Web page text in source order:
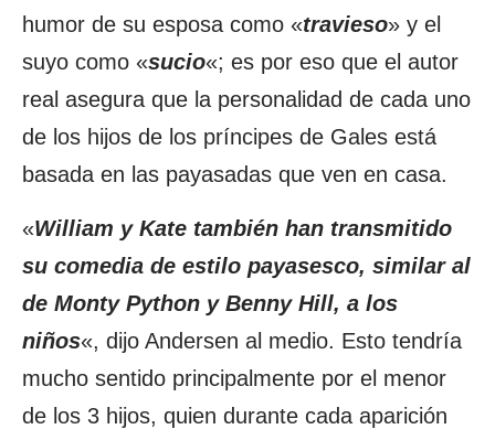
humor de su esposa como «travieso» y el
suyo como «sucio«; es por eso que el autor
real asegura que la personalidad de cada uno
de los hijos de los príncipes de Gales está
basada en las payasadas que ven en casa.
«William y Kate también han transmitido
su comedia de estilo payasesco, similar al
de Monty Python y Benny Hill, a los
niños«, dijo Andersen al medio. Esto tendría
mucho sentido principalmente por el menor
de los 3 hijos, quien durante cada aparición